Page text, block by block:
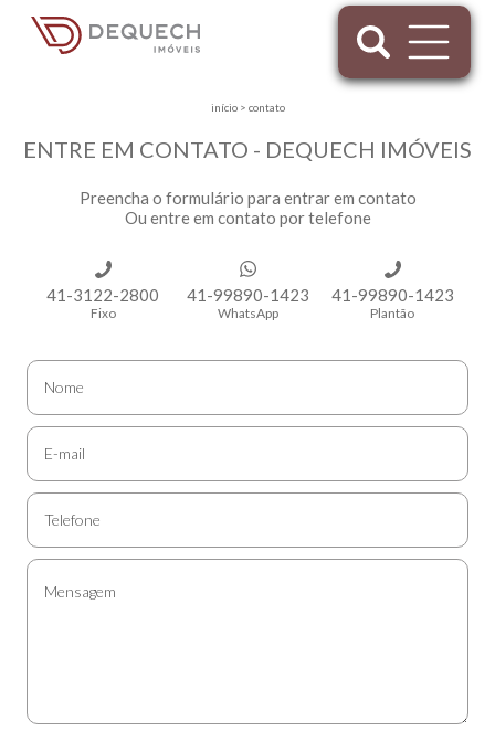
início> contato
ENTRE EM CONTATO - DEQUECH IMÓVEIS
Preencha o formulário para entrar em contato
Ou entre em contato por telefone
41-3122-2800
Fixo
41-99890-1423
WhatsApp
41-99890-1423
Plantão